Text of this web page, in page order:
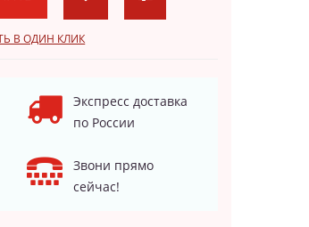
В ОДИН КЛИК
Экспресс доставка
по России
Звони прямо
сейчас!